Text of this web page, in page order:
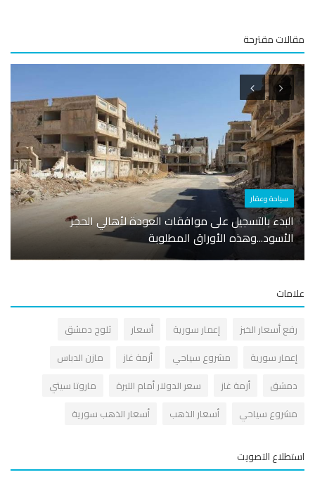
مقترحة
سياحة وعقار
البدء بالتسجيل على موافقات العودة لأهالي الحجر
الأسود...وهذه الأوراق المطلوبة
أسعار الخبز إعمار سورية أسعار
ثلوج دمشق
سورية
مشروع سياحي أزمة غاز
مازن الدباس
أزمة غاز سعر الدولار أمام الليرة
ماروتا سيتي
سياحي
أسعار الذهب أسعار الذهب سورية
التصويت